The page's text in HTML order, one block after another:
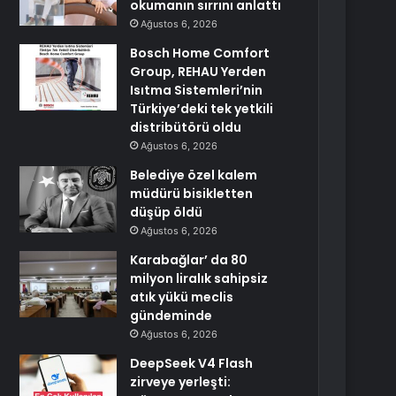
okumanın sırrını anlattı
Ağustos 6, 2026
Bosch Home Comfort
Group, REHAU Yerden
Isıtma Sistemleri’nin
Türkiye’deki tek yetkili
distribütörü oldu
Ağustos 6, 2026
Belediye özel kalem
müdürü bisikletten
düşüp öldü
Ağustos 6, 2026
Karabağlar’ da 80
milyon liralık sahipsiz
atık yükü meclis
gündeminde
Ağustos 6, 2026
DeepSeek V4 Flash
zirveye yerleşti: